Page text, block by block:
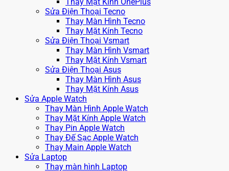
Thay Mặt Kính OnePlus
Sửa Điện Thoại Tecno
Thay Màn Hình Tecno
Thay Mặt Kính Tecno
Sửa Điện Thoại Vsmart
Thay Màn Hình Vsmart
Thay Mặt Kính Vsmart
Sửa Điện Thoại Asus
Thay Màn Hình Asus
Thay Mặt Kính Asus
Sửa Apple Watch
Thay Màn Hình Apple Watch
Thay Mặt Kính Apple Watch
Thay Pin Apple Watch
Thay Đế Sạc Apple Watch
Thay Main Apple Watch
Sửa Laptop
Thay màn hình Laptop